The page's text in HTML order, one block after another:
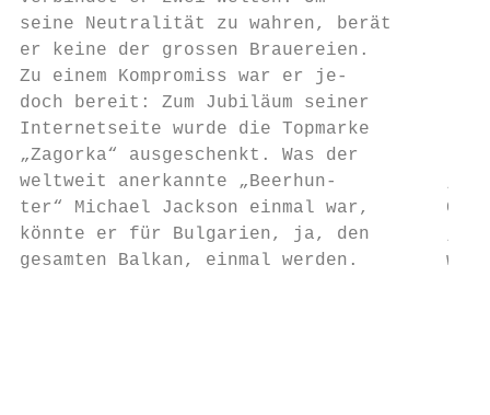
seine Neutralität zu wahren, berät
er keine der grossen Brauereien.
Zu einem Kompromiss war er je-
doch bereit: Zum Jubiläum seiner
Internetseite wurde die Topmarke
„Zagorka“ ausgeschenkt. Was der
weltweit anerkannte „Beerhun-
ter“ Michael Jackson einmal war,
könnte er für Bulgarien, ja, den
gesamten Balkan, einmal werden.